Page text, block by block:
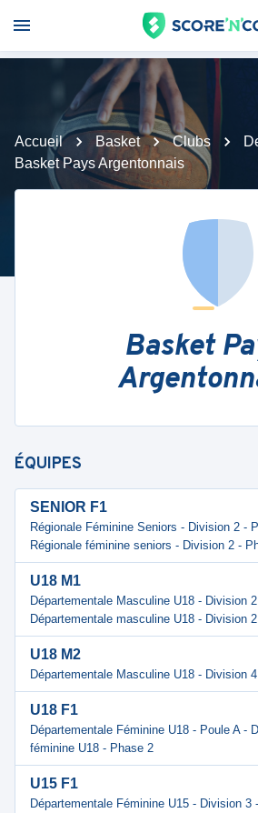
Accueil Basket Clubs
Basket Pays Argentonnais
Basket
ÉQUIPES
SENIOR F1
Régionale Féminine Seniors - Division 2 -
Régionale féminine seniors - Division 2 -
U18 M1
Départementale Masculine U18 - Division
Départementale masculine U18 - Division
U18 M2
Départementale Masculine U18 - Division
U18 F1
Départementale Féminine U18 - Poule A -
féminine U18 - Phase 2
U15 F1
Départementale Féminine U15 - Division 3